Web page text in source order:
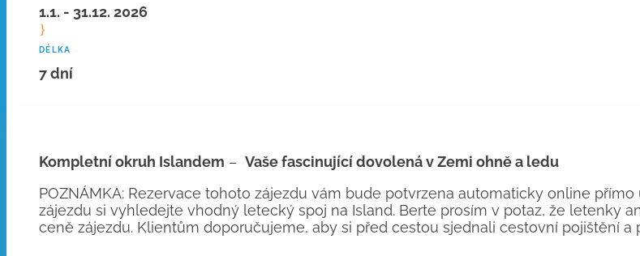
1.1. - 31.12. 2026
}
DÉLKA
7 dní
Kompletní okruh Islandem – Vaše fascinující dovolená v Zemi ohně a ledu
POZNÁMKA: Rezervace tohoto zájezdu vám bude potvrzena automaticky online
zájezdu si vyhledejte vhodný letecký spoj na Island. Berte prosím v potaz, že letenky
ceně zájezdu. Klientům doporučujeme, aby si před cestou sjednali cestovní pojištění a